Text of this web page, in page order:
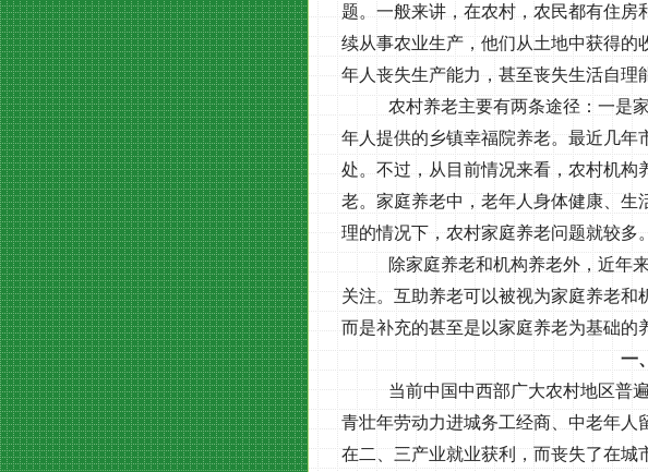
题。一般来讲，在农村，农民都有住房
续从事农业生产，他们从土地中获得
年人丧失生产能力，甚至丧失生活自理
农村养老主要有两条途径：一是
年人提供的乡镇幸福院养老。最近几
处。不过，从目前情况来看，农村机
老。家庭养老中，老年人身体健康、生
理的情况下，农村家庭养老问题就较多
除家庭养老和机构养老外，近年
关注。互助养老可以被视为家庭养老和
而是补充的甚至是以家庭养老为基础的
一
当前中国中西部广大农村地区普
青壮年劳动力进城务工经商、中老年
在二、三产业就业获利，而丧失了在城